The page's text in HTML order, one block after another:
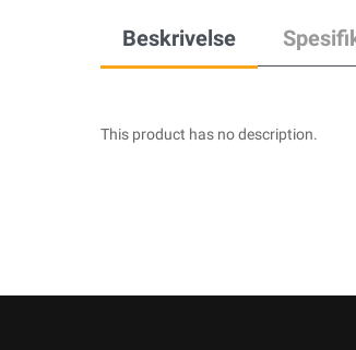
Beskrivelse
This product has no description.